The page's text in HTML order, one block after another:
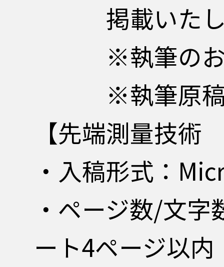
掲載いたしま
※執筆のお願
※執筆原稿の
【先端測量技
・入稿形式：
・ページ数/文
ート4ページ以内